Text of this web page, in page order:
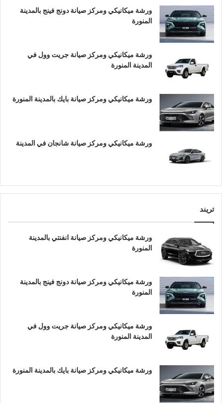
ورشة ميكانيكي ومركز صيانة دونج فينج بالمدينة
المنورة
ورشة ميكانيكي ومركز صيانة جريت وول في
المدينة المنورة
ورشة ميكانيكي ومركز صيانة بايك بالمدينة المنورة
ورشة ميكانيكي ومركز صيانة شانجان في المدينة
تريند
ورشة ميكانيكي ومركز صيانة انفنتي بالمدينة
المنورة
ورشة ميكانيكي ومركز صيانة دونج فينج بالمدينة
المنورة
ورشة ميكانيكي ومركز صيانة جريت وول في
المدينة المنورة
ورشة ميكانيكي ومركز صيانة بايك بالمدينة المنورة